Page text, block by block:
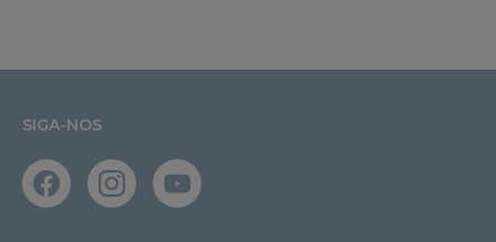
SIGA-NOS